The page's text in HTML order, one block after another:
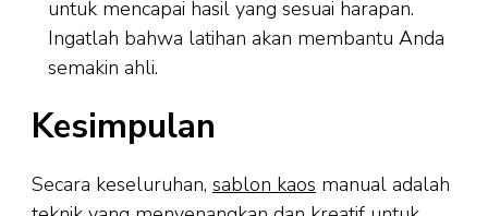
untuk mencapai hasil yang sesuai harapan.
Ingatlah bahwa latihan akan membantu Anda
semakin ahli.
Kesimpulan
Secara keseluruhan, sablon kaos manual adalah